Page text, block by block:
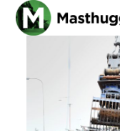
SkipOpen
mobile
Close
mobile